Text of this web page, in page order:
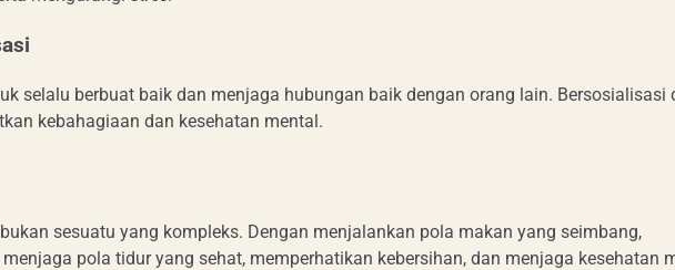
selalu berbuat baik dan menjaga hubungan baik dengan orang lain. Bersosialisasi
kebahagiaan dan kesehatan mental.
sesuatu yang kompleks. Dengan menjalankan pola makan yang seimbang,
pola tidur yang sehat, memperhatikan kebersihan, dan menjaga kesehatan